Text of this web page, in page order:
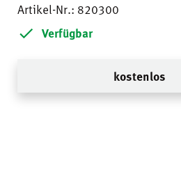
Artikel-Nr.: 820300
Verfügbar
kostenlos